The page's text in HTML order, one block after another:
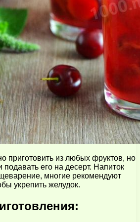
приготовить из любых фруктов, но
его на десерт. Напиток
многие рекомендуют
укрепить желудок.